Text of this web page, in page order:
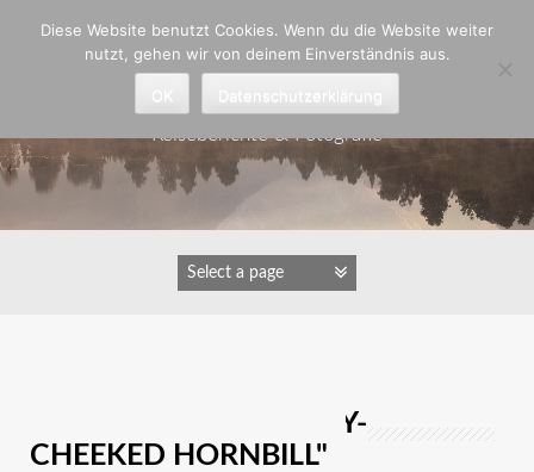
Astrid Padberg
Reiseberichte & Fotografie
IMAGES TAGGED "GREY-
CHEEKED HORNBILL"
Diese Website benutzt Cookies. Wenn du die Website weiter
nutzt, gehen wir von deinem Einverständnis aus.